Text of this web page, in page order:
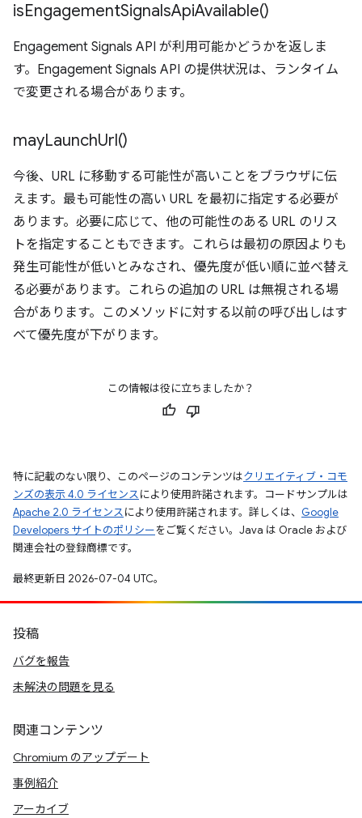
isEngagementSignalsApiAvailable()
Engagement Signals API が利用可能かどうかを返しま
す。Engagement Signals API の提供状況は、ランタイム
で変更される場合があります。
mayLaunchUrl()
今後、URL に移動する可能性が高いことをブラウザに伝
えます。最も可能性の高い URL を最初に指定する必要が
あります。必要に応じて、他の可能性のある URL のリス
トを指定することもできます。これらは最初の原因よりも
発生可能性が低いとみなされ、優先度が低い順に並べ替え
る必要があります。これらの追加の URL は無視される場
合があります。このメソッドに対する以前の呼び出しはす
べて優先度が下がります。
この情報は役に立ちましたか？
特に記載のない限り、このページのコンテンツはクリエイティブ・コモ
ンズの表示 4.0 ライセンスにより使用許諾されます。コードサンプルは
Apache 2.0 ライセンスにより使用許諾されます。詳しくは、 Google
Developers サイトのポリシーをご覧ください。Java は Oracle および
関連会社の登録商標です。
最終更新日 2026-07-04 UTC。
投稿
バグを報告
未解決の問題を見る
関連コンテンツ
Chromium のアップデート
事例紹介
アーカイブ